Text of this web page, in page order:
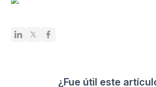
¿Fue útil este